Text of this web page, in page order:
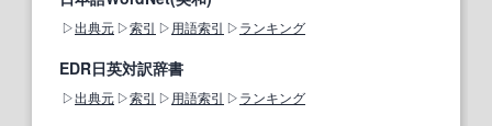
出典元 索引 用語索引 ランキング
EDR日英対訳辞書
出典元 索引 用語索引 ランキング